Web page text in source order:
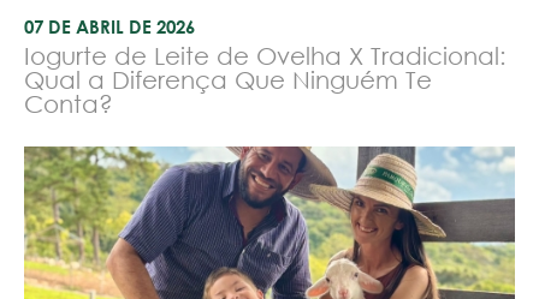
07 DE ABRIL DE 2026
Iogurte de Leite de Ovelha X Tradicional:
Qual a Diferença Que Ninguém Te
Conta?